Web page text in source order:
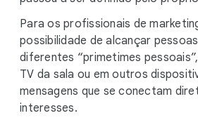
Para os profissionais de
possibilidade de alcançar
diferentes “primetimes
TV da sala ou em outros
mensagens que se conectam
interesses.